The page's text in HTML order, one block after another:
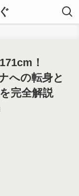
！
への転身と
完全解説